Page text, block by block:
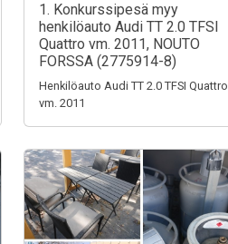
1. Konkurssipesä myy
henkilöauto Audi TT 2.0 TFSI
Quattro vm. 2011, NOUTO
FORSSA (2775914-8)
Henkilöauto Audi TT 2.0 TFSI Quattro
vm. 2011